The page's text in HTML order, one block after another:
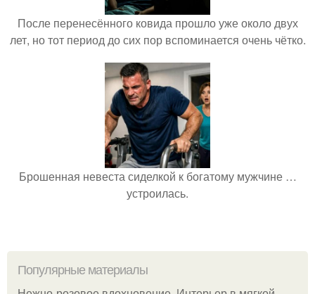
После перенесённого ковида прошло уже около двух
лет, но тот период до сих пор вспоминается очень чётко.
Брошенная невеста сиделкой к богатому мужчине …
устроилась.
Популярные материалы